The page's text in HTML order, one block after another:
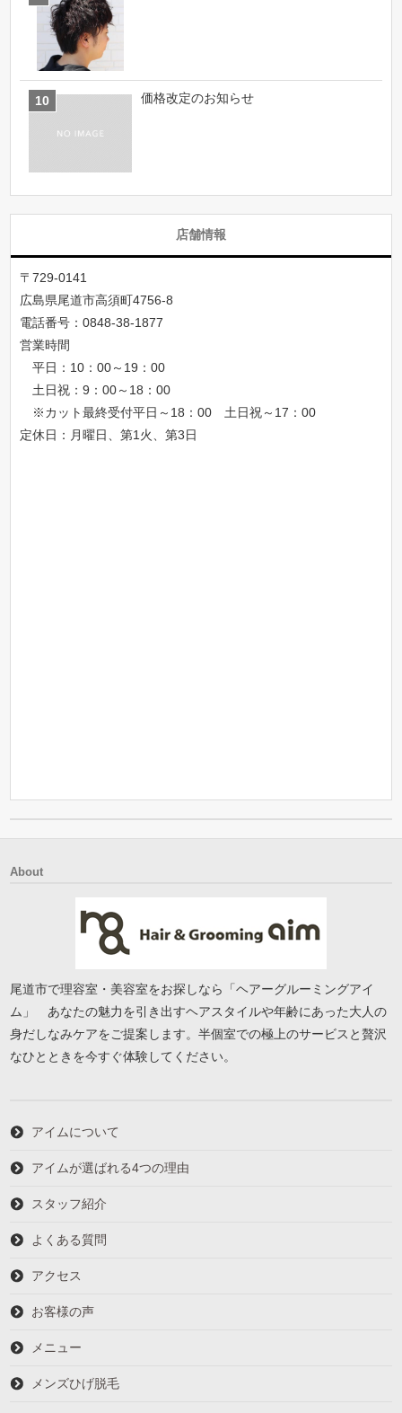
価格改定のお知らせ
店舗情報
〒729-0141
広島県尾道市高須町4756-8
電話番号：0848-38-1877
営業時間
平日：10：00～19：00
土日祝：9：00～18：00
※カット最終受付平日～18：00 土日祝～17：00
定休日：月曜日、第1火、第3日
About
尾道市で理容室・美容室をお探しなら「ヘアーグルーミングアイ
ム」 あなたの魅力を引き出すヘアスタイルや年齢にあった大人の
身だしなみケアをご提案します。半個室での極上のサービスと贅沢
なひとときを今すぐ体験してください。
アイムについて
アイムが選ばれる4つの理由
スタッフ紹介
よくある質問
アクセス
お客様の声
メニュー
メンズひげ脱毛